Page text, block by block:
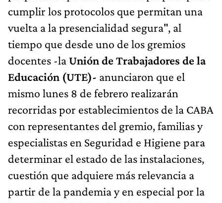
cumplir los protocolos que permitan una
vuelta a la presencialidad segura", al
tiempo que desde uno de los gremios
docentes -laUnión de Trabajadores de la
Educación (UTE)- anunciaron que el
mismo lunes 8 de febrero realizarán
recorridas por establecimientos de la CABA
con representantes del gremio, familias y
especialistas en Seguridad e Higiene para
determinar el estado de las instalaciones,
cuestión que adquiere más relevancia a
partir de la pandemia y en especial por la